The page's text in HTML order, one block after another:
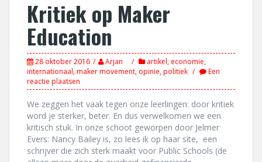
Kritiek op Maker
Education
28 oktober 2016 Arjan artikel, economie,
internationaal,maker movement, opinie,politiek
Een
reactie plaatsen
We zeggen het vaak tegen onze leerlingen: door kritiek
word je sterker, beter. En dus verwelkomen we een
kritisch stuk. In onze schoot geworpen door Jelmer
Evers: Nancy Bailey is, zo lees ik op haar site, een
schrijver die zich sterk maakt voor Public Schools (de